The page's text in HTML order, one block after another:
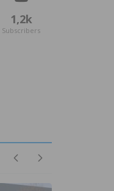
1,2k
Subscribers